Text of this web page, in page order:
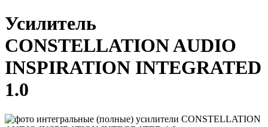
Усилитель
CONSTELLATION AUDIO
INSPIRATION INTEGRATED
1.0